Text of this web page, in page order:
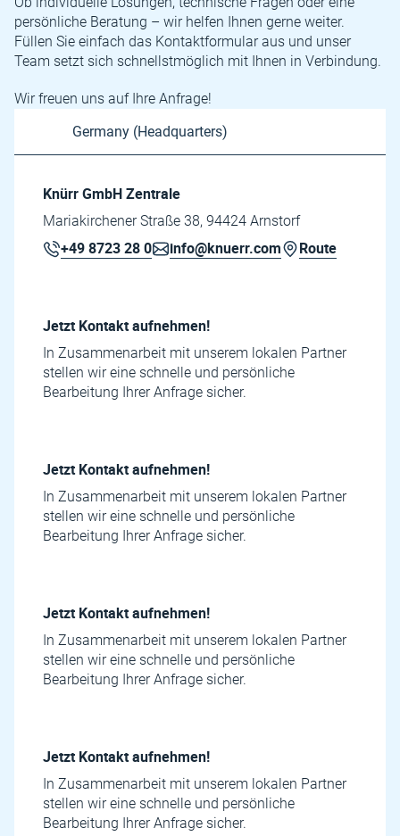
persönliche Beratung – wir helfen Ihnen gerne weiter.
Füllen Sie einfach das Kontaktformular aus und unser
Team setzt sich schnellstmöglich mit Ihnen in Verbindung.
Wir freuen uns auf Ihre Anfrage!
Knürr GmbH Zentrale
Mariakirchener Straße 38, 94424 Arnstorf
+49 8723 28 0 info@knuerr.com Route
Jetzt Kontakt aufnehmen!
In Zusammenarbeit mit unserem lokalen Partner
stellen wir eine schnelle und persönliche
Bearbeitung Ihrer Anfrage sicher.
Jetzt Kontakt aufnehmen!
In Zusammenarbeit mit unserem lokalen Partner
stellen wir eine schnelle und persönliche
Bearbeitung Ihrer Anfrage sicher.
Jetzt Kontakt aufnehmen!
In Zusammenarbeit mit unserem lokalen Partner
stellen wir eine schnelle und persönliche
Bearbeitung Ihrer Anfrage sicher.
Jetzt Kontakt aufnehmen!
In Zusammenarbeit mit unserem lokalen Partner
stellen wir eine schnelle und persönliche
Bearbeitung Ihrer Anfrage sicher.